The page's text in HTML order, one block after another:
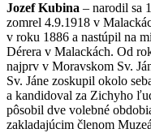
Jozef Kubina – narodil sa
zomrel 4.9.1918 v
v roku 1886 a nastúpil na
Dérera v Malackách. Od
najprv v Moravskom Sv.
Sv. Jáne zoskupil okolo
a kandidoval za Zichyho
pôsobil dve volebné
zakladajúcim členom